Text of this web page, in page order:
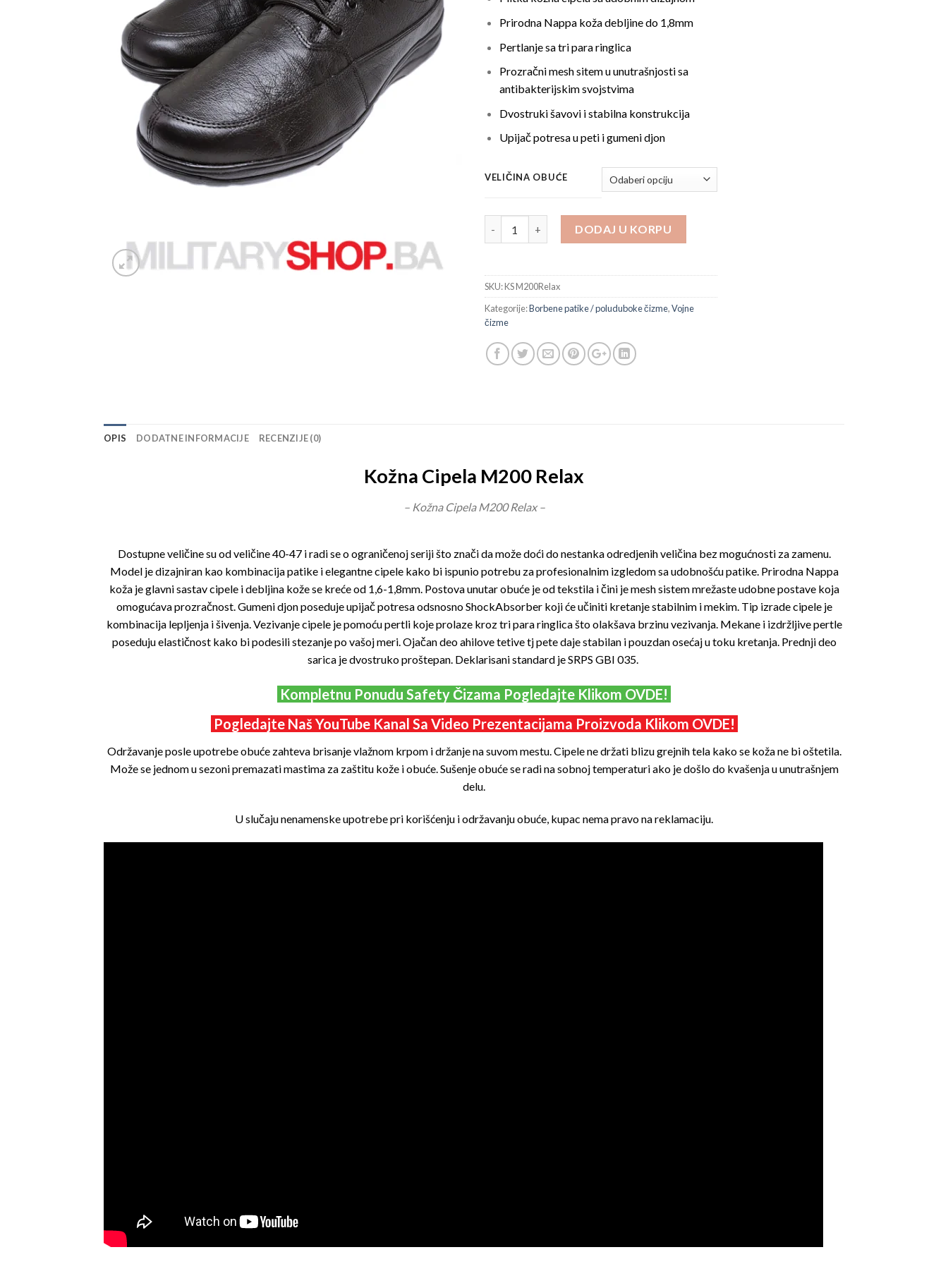
Prirodna Nappa koža debljine do 1,8mm
Pertlanje sa tri para ringlica
Prozračni mesh sitem u unutrašnjosti sa
antibakterijskim svojstvima
Dvostruki šavovi i stabilna konstrukcija
Upijač potresa u peti i gumeni djon
VELIČINA OBUĆE
DODAJ U KORPU
SKU:KS M200Relax
Kategorije:Borbene patike / poluduboke čizme,Vojne
čizme
OPIS DODATNE INFORMACIJE RECENZIJE (0)
Kožna Cipela M200 Relax
– Kožna Cipela M200 Relax –
Dostupne veličine su od veličine 40-47 i radi se o ograničenoj seriji što znači da može doći do nestanka odredjenih veličina bez mogućnosti za zamenu.
Model je dizajniran kao kombinacija patike i elegantne cipele kako bi ispunio potrebu za profesionalnim izgledom sa udobnošću patike. Prirodna Nappa
koža je glavni sastav cipele i debljina kože se kreće od 1,6-1,8mm. Postova unutar obuće je od tekstila i čini je mesh sistem mrežaste udobne postave koja
omogućava prozračnost. Gumeni djon poseduje upijač potresa odsnosno ShockAbsorber koji će učiniti kretanje stabilnim i mekim. Tip izrade cipele je
kombinacija lepljenja i šivenja. Vezivanje cipele je pomoću pertli koje prolaze kroz tri para ringlica što olakšava brzinu vezivanja. Mekane i izdržljive pertle
poseduju elastičnost kako bi podesili stezanje po vašoj meri. Ojačan deo ahilove tetive tj pete daje stabilan i pouzdan osećaj u toku kretanja. Prednji deo
sarica je dvostruko proštepan. Deklarisani standard je SRPS GBI 035.
Kompletnu Ponudu Safety Čizama Pogledajte Klikom OVDE!
Pogledajte Naš YouTube Kanal Sa Video Prezentacijama Proizvoda Klikom OVDE!
Održavanje posle upotrebe obuće zahteva brisanje vlažnom krpom i držanje na suvom mestu. Cipele ne držati blizu grejnih tela kako se koža ne bi oštetila.
Može se jednom u sezoni premazati mastima za zaštitu kože i obuće. Sušenje obuće se radi na sobnoj temperaturi ako je došlo do kvašenja u unutrašnjem
delu.
U slučaju nenamenske upotrebe pri korišćenju i održavanju obuće, kupac nema pravo na reklamaciju.